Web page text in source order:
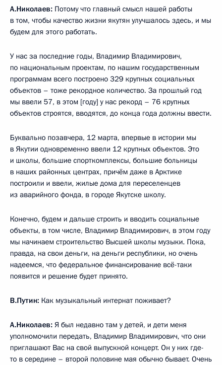
А.Николаев: Потому что главный смысл нашей работы
в том, чтобы качество жизни якутян улучшалось здесь, и мы
будем для этого работать.
У нас за последние годы, Владимир Владимирович,
по национальным проектам, по нашим государственным
программам всего построено 329 крупных социальных
объектов – тоже рекордное количество. За прошлый год
мы ввели 57, в этом [году] у нас рекорд – 76 крупных
объектов строятся, вводятся, до конца года должны ввести.
Буквально позавчера, 12 марта, впервые в истории мы
в Якутии одновременно ввели 12 крупных объектов. Это
и школы, большие спорткомплексы, большие больницы
в наших районных центрах, причём даже в Арктике
построили и ввели, жилые дома для переселенцев
из аварийного фонда, в городе Якутске школу.
Конечно, будем и дальше строить и вводить социальные
объекты, в том числе, Владимир Владимирович, в этом году
мы начинаем строительство Высшей школы музыки. Пока,
правда, на свои деньги, на деньги республики, но очень
надеемся, что федеральное финансирование всё-таки
появится и решение будет принято.
В.Путин: Как музыкальный интернат поживает?
А.Николаев: Я был недавно там у детей, и дети меня
уполномочили передать, Владимир Владимирович, что они
приглашают Вас на свой выпускной концерт. Он у них где-
то в середине – второй половине мая обычно бывает. Очень